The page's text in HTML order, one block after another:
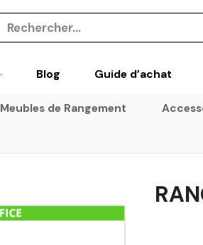
Blog Guide d’achat
Meubles de Rangement